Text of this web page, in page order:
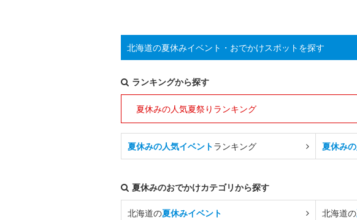
北海道の夏休みイベント・おでかけスポットを探す
ランキングから探す
夏休みの人気夏祭りランキング
夏休みの人気イベントランキング 夏休み
夏休みのおでかけカテゴリから探す
北海道の夏休みイベント 北海道の